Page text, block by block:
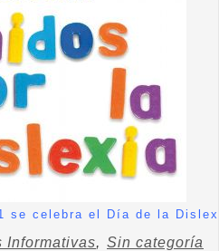
se celebra el Día de la
Informativas, Sin categoría